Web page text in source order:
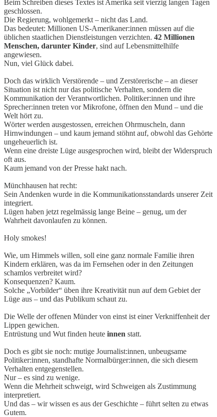
Beim Schreiben dieses Textes ist Amerika seit vierzig langen Tagen
geschlossen.
Die Regierung, wohlgemerkt – nicht das Land.
Das bedeutet: Millionen US-Amerikaner:innen müssen auf die
üblichen staatlichen Dienstleistungen verzichten. 42 Millionen
Menschen, darunter Kinder, sind auf Lebensmittelhilfe
angewiesen.
Nun, viel Glück dabei.
Doch das wirklich Verstörende – und Zerstörerische – an dieser
Situation ist nicht nur das politische Verhalten, sondern die
Kommunikation der Verantwortlichen. Politiker:innen und ihre
Sprecher:innen treten vor Mikrofone, öffnen den Mund – und die
Welt hört zu.
Wörter werden ausgestossen, erreichen Ohrmuscheln, dann
Hirnwindungen – und kaum jemand stöhnt auf, obwohl das Gehörte
ungeheuerlich ist.
Wenn eine dreiste Lüge ausgesprochen wird, bleibt der Widerspruch
oft aus.
Kaum jemand von der Presse hakt nach.
Münchhausen hat recht:
Sein Andenken wurde in die Kommunikationsstandards unserer Zeit
integriert.
Lügen haben jetzt regelmässig lange Beine – genug, um der
Wahrheit davonlaufen zu können.
Holy smokes!
Wie, um Himmels willen, soll eine ganz normale Familie ihren
Kindern erklären, was da im Fernsehen oder in den Zeitungen
schamlos verbreitet wird?
Konsequenzen? Kaum.
Solche „Vorbilder“ üben ihre Kreativität nun auf dem Gebiet der
Lüge aus – und das Publikum schaut zu.
Die Welle der offenen Münder von einst ist einer Verkniffenheit der
Lippen gewichen.
Entrüstung und Wut finden heute innen statt.
Doch es gibt sie noch: mutige Journalist:innen, unbeugsame
Politiker:innen, standhafte Normalbürger:innen, die sich diesem
Verhalten entgegenstellen.
Nur – es sind zu wenige.
Wenn die Mehrheit schweigt, wird Schweigen als Zustimmung
interpretiert.
Und das – wir wissen es aus der Geschichte – führt selten zu etwas
Gutem.